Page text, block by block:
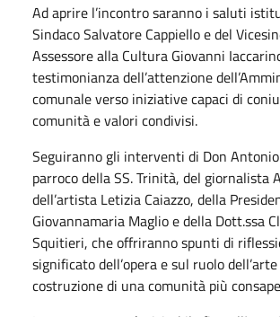
Ad aprire l’incontro saranno i saluti
Sindaco Salvatore Cappiello e del
Assessore alla Cultura Giovanni
testimonianza dell’attenzione
comunale verso iniziative capaci di
comunità e valori condivisi.
Seguiranno gli interventi di Don
parroco della SS. Trinità, del giornalista
dell’artista Letizia Caiazzo, della
Giovannamaria Maglio e della Dott.ssa
Squitieri, che offriranno spunti di
significato dell’opera e sul ruolo
costruzione di una comunità più